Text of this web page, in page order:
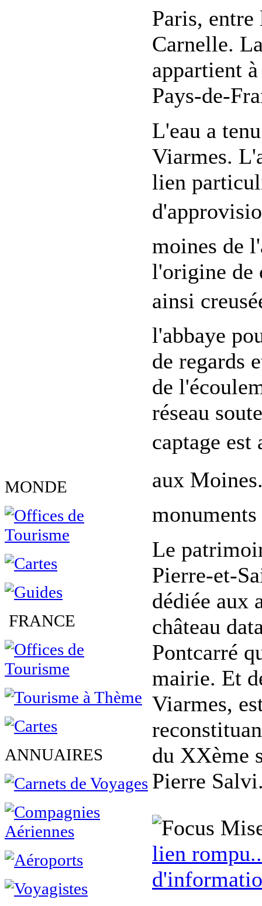
MONDE
FRANCE
ANNUAIRES
Paris,
Carnelle.
appartient
Pays-de-
L'eau a
Viarmes.
lien
moines de
l'origine de
ainsi
l'abbaye
de regards
de
réseau
captage est
aux
Le
Pierre-et-
dédiée aux
château
Pontcarré
mairie. Et
Viarmes,
du XXème
Pierre
lien